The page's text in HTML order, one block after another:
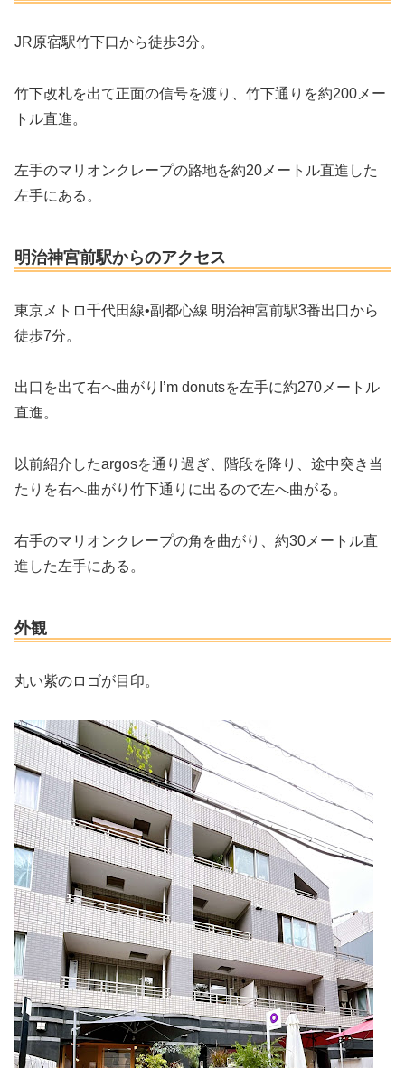
JR原宿駅竹下口から徒歩3分。
竹下改札を出て正面の信号を渡り、竹下通りを約200メー
トル直進。
左手のマリオンクレープの路地を約20メートル直進した
左手にある。
明治神宮前駅からのアクセス
東京メトロ千代田線•副都心線 明治神宮前駅3番出口から
徒歩7分。
出口を出て右へ曲がりI’m donutsを左手に約270メートル
直進。
以前紹介したargosを通り過ぎ、階段を降り、途中突き当
たりを右へ曲がり竹下通りに出るので左へ曲がる。
右手のマリオンクレープの角を曲がり、約30メートル直
進した左手にある。
外観
丸い紫のロゴが目印。